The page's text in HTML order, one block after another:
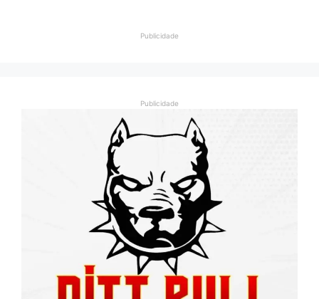
Publicidade
Publicidade